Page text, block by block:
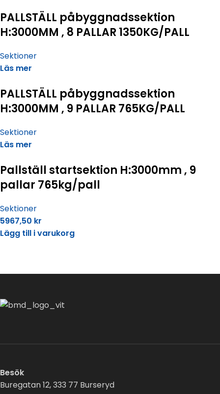
PALLSTÄLL påbyggnadssektion
H:3000MM , 8 PALLAR 1350KG/PALL
Sektioner
Läs mer
PALLSTÄLL påbyggnadssektion
H:3000MM , 9 PALLAR 765KG/PALL
Sektioner
Läs mer
Pallställ startsektion H:3000mm , 9
pallar 765kg/pall
Sektioner
5967,50 kr
Lägg till i varukorg
Besök
Buregatan 12, 333 77 Burseryd